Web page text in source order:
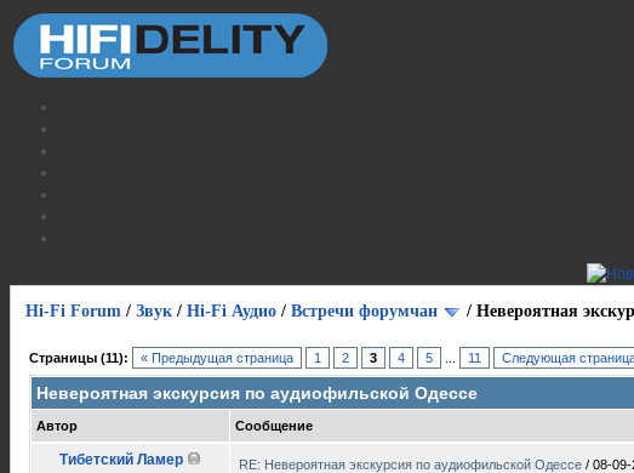
Hi-Fi Forum / Звук / Hi-Fi Аудио / Встречи форумчан / Невероятная
Страницы (11): « Предыдущая страница 1 2 3 4 5 11 Следующая
Голосов: 41 - Средняя оценка: 4.44
1
2
3
4
5
Невероятная экскурсия по аудиофильской Одессе
Автор Сообщение
Тибетский Ламер RE: Невероятная экскурсия по аудиофильской Одессе / 08-09-